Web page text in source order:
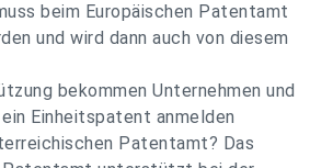
beim Europäischen Patentamt
und wird dann auch von diesem
bekommen Unternehmen und
Einheitspatent anmelden
Patentamt? Das